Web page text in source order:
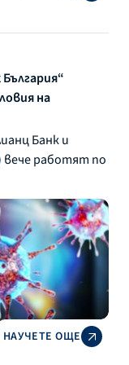
на
Банк и
вече работят по
НАУЧЕТЕ ОЩЕ